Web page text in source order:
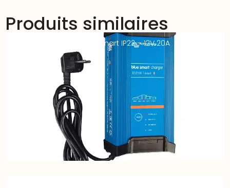
Produits similaires
Chargeur VICTRON Blue Smart IP22 – 12V 20A